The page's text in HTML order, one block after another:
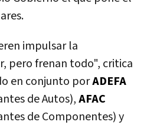
impulsar la
pero frenan todo", critica
en conjunto porADEFA
de Autos),AFAC
de Componentes) y